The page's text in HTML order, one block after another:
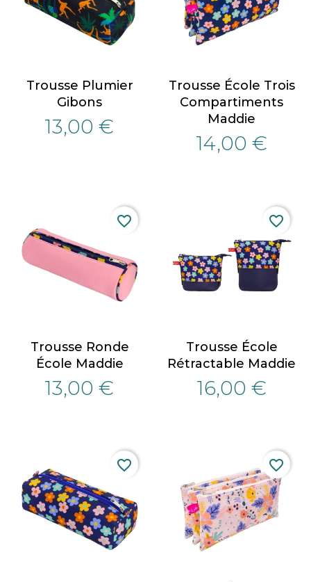
Trousse Plumier
Gibons
13,00 €
Trousse École Trois
Compartiments
Maddie
14,00 €
Trousse Ronde
École Maddie
13,00 €
favorite_border
Trousse École
Rétractable Maddie
16,00 €
favorite_border
favorite_border favorite_border